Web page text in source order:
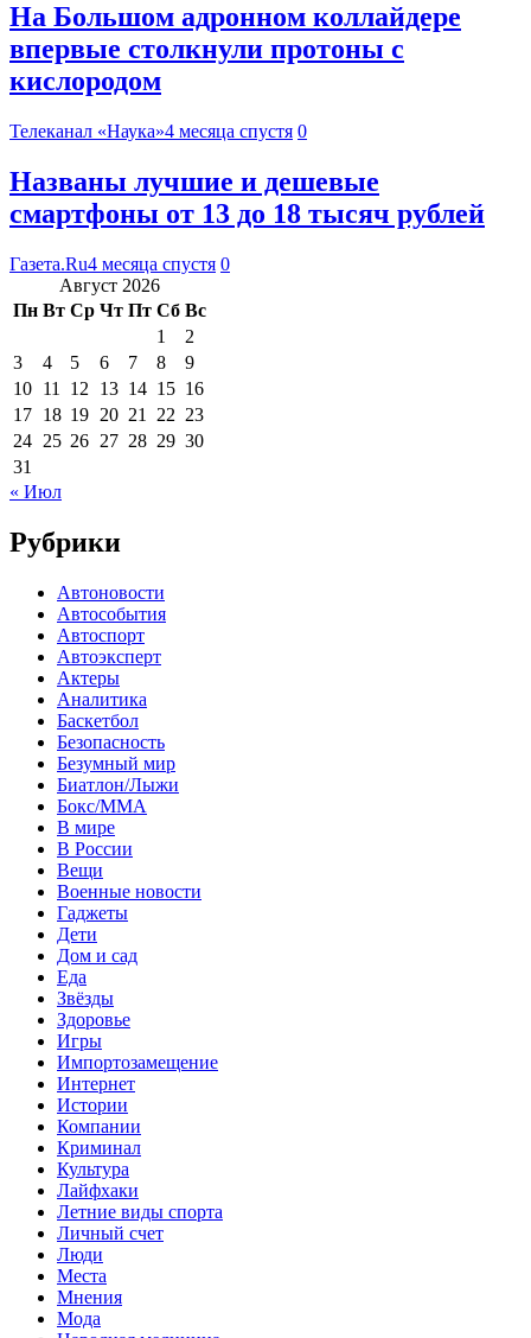
На Большом адронном коллайдере
впервые столкнули протоны с
кислородом
Телеканал «Наука»4 месяца спустя 0
Названы лучшие и дешевые
смартфоны от 13 до 18 тысяч рублей
Газета.Ru4 месяца спустя 0
Август 2026
Пн Вт Ср Чт Пт Сб Вс
1
2
3
4 5 6 7 8
9
10 11 12 13 14 15 16
17 18 19 20 21 22 23
24 25 26 27 28 29 30
31
« Июл
Рубрики
Автоновости
Автособытия
Автоспорт
Автоэксперт
Актеры
Аналитика
Баскетбол
Безопасность
Безумный мир
Биатлон/Лыжи
Бокс/MMA
В мире
В России
Вещи
Военные новости
Гаджеты
Дети
Дом и сад
Еда
Звёзды
Здоровье
Игры
Импортозамещение
Интернет
Истории
Компании
Криминал
Культура
Лайфхаки
Летние виды спорта
Личный счет
Люди
Места
Мнения
Мода